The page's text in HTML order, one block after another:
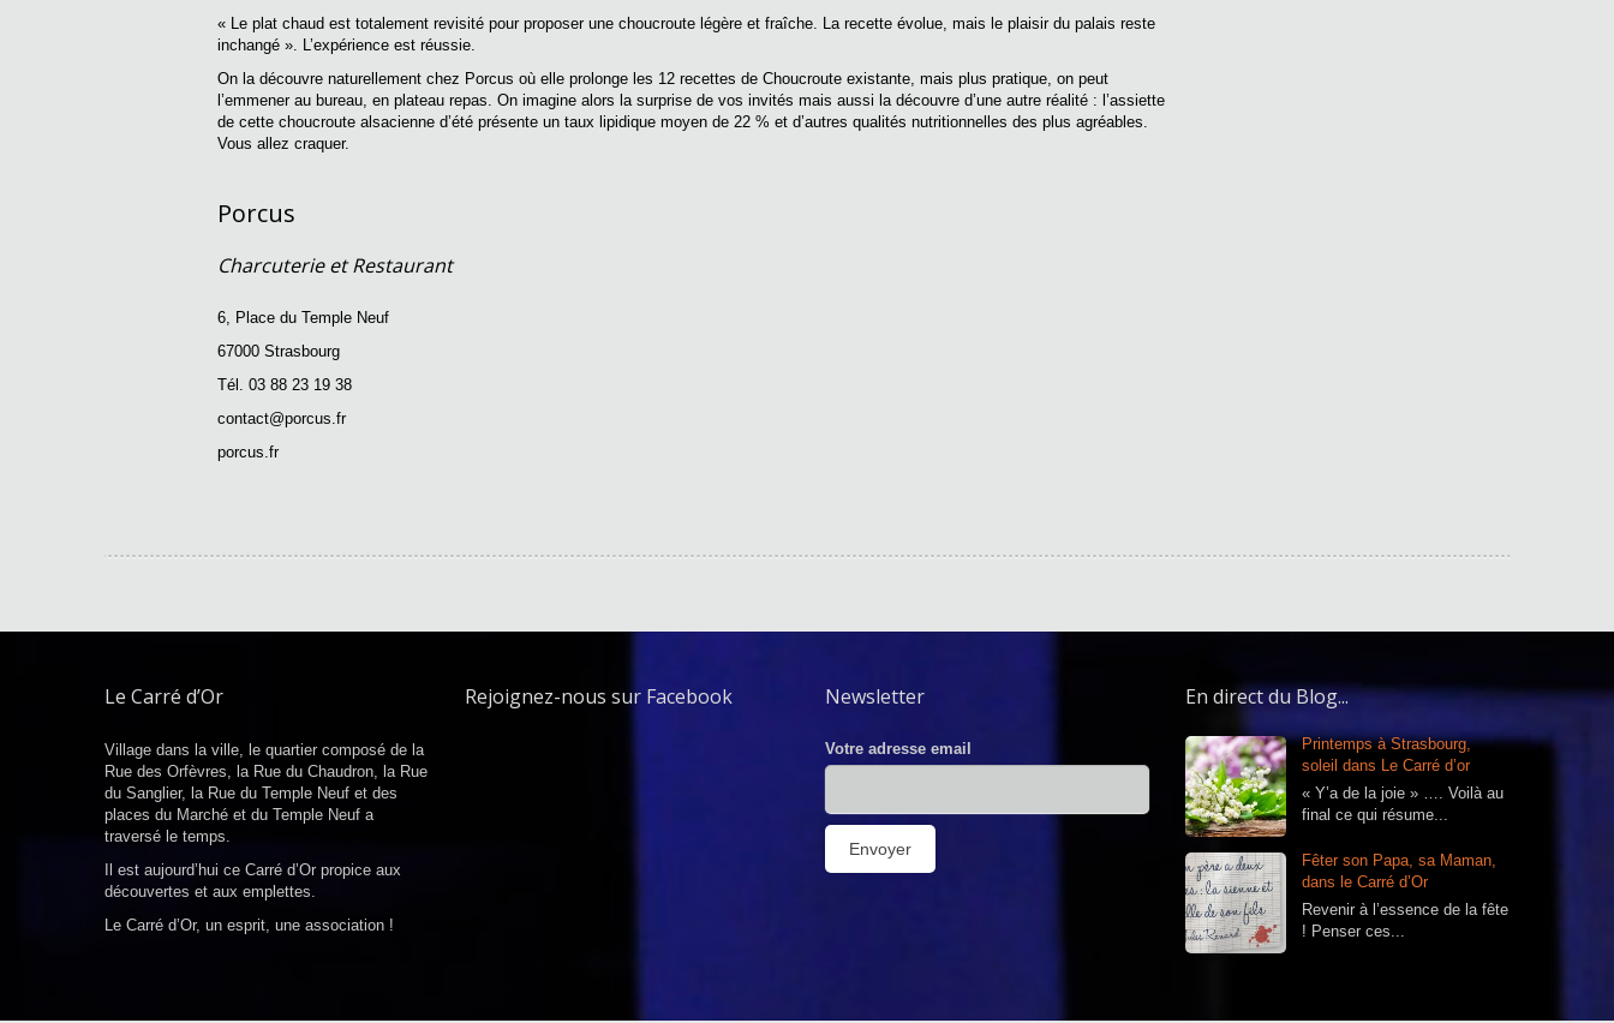
« Le plat chaud est totalement revisité pour proposer une choucroute légère et fraîche. La recette évolue, mais le plaisir du palais reste
inchangé ». L’expérience est réussie.
On la découvre naturellement chez Porcus où elle prolonge les 12 recettes de Choucroute existante, mais plus pratique, on peut
l’emmener au bureau, en plateau repas. On imagine alors la surprise de vos invités mais aussi la découvre d’une autre réalité : l’assiette
de cette choucroute alsacienne d’été présente un taux lipidique moyen de 22 % et d’autres qualités nutritionnelles des plus agréables.
Vous allez craquer.
Porcus
Charcuterie et Restaurant
6, Place du Temple Neuf
67000 Strasbourg
Tél. 03 88 23 19 38
contact@porcus.fr
porcus.fr
Le Carré d’Or
Village dans la ville, le quartier composé de la
Rue des Orfèvres, la Rue du Chaudron, la Rue
du Sanglier, la Rue du Temple Neuf et des
places du Marché et du Temple Neuf a
traversé le temps.
Il est aujourd’hui ce Carré d’Or propice aux
découvertes et aux emplettes.
Le Carré d’Or, un esprit, une association !
Rejoignez-nous sur Facebook Newsletter
Votre adresse email
En direct du Blog...
Printemps à Strasbourg,
soleil dans Le Carré d’or
« Y’a de la joie » …. Voilà au
final ce qui résume...
Fêter son Papa, sa Maman,
dans le Carré d’Or
Revenir à l’essence de la fête
! Penser ces...